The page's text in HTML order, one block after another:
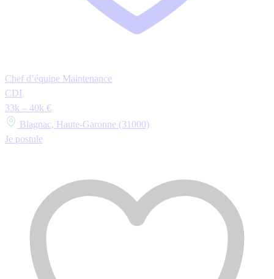
Chef d’équipe Maintenance
CDI
33k – 40k €
Blagnac, Haute-Garonne (31000)
Je postule